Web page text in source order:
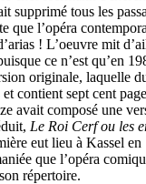
supprimé tous les
que l’opéra
! L’oeuvre mit
ce n’est qu’en
originale, laquelle
contient sept cent
avait composé une
Le Roi Cerf ou les
eut lieu à Kassel en
que l’opéra
répertoire.